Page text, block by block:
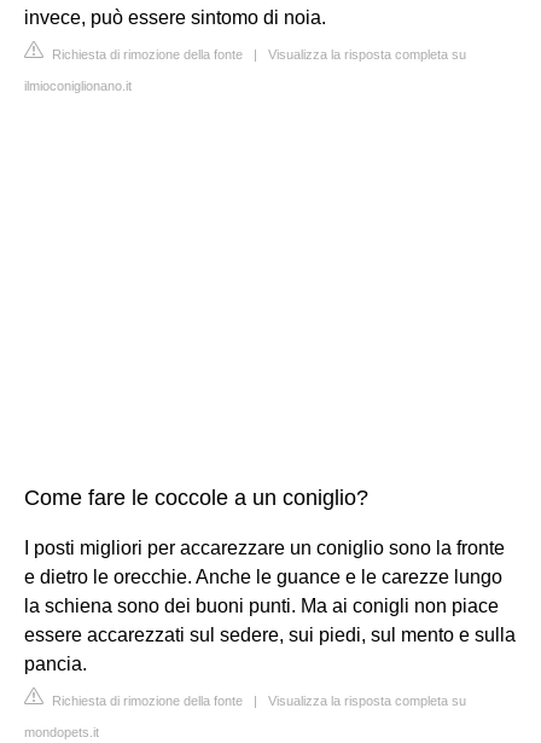
invece, può essere sintomo di noia.
Richiesta di rimozione della fonte | Visualizza la risposta completa su
ilmioconiglionano.it
Come fare le coccole a un coniglio?
I posti migliori per accarezzare un coniglio sono la fronte
e dietro le orecchie. Anche le guance e le carezze lungo
la schiena sono dei buoni punti. Ma ai conigli non piace
essere accarezzati sul sedere, sui piedi, sul mento e sulla
pancia.
Richiesta di rimozione della fonte | Visualizza la risposta completa su
mondopets.it